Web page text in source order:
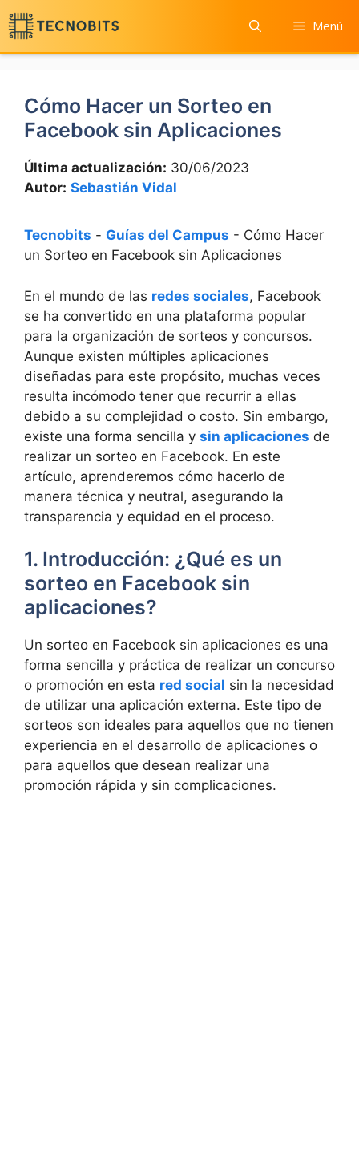
Saltar
al
contenido
Menú
Cómo Hacer un Sorteo en
Facebook sin Aplicaciones
Última actualización: 30/06/2023
Autor: Sebastián Vidal
Tecnobits - Guías del Campus - Cómo Hacer
un Sorteo en Facebook sin Aplicaciones
En el mundo de las redes sociales, Facebook
se ha convertido en una plataforma popular
para la organización de sorteos y concursos.
Aunque existen múltiples aplicaciones
diseñadas para este propósito, muchas veces
resulta incómodo tener que recurrir a ellas
debido a su complejidad o costo. Sin embargo,
existe una forma sencilla y sin aplicaciones de
realizar un sorteo en Facebook. En este
artículo, aprenderemos cómo hacerlo de
manera técnica y neutral, asegurando la
transparencia y equidad en el proceso.
1. Introducción: ¿Qué es un
sorteo en Facebook sin
aplicaciones?
Un sorteo en Facebook sin aplicaciones es una
forma sencilla y práctica de realizar un concurso
o promoción en esta red social sin la necesidad
de utilizar una aplicación externa. Este tipo de
sorteos son ideales para aquellos que no tienen
experiencia en el desarrollo de aplicaciones o
para aquellos que desean realizar una
promoción rápida y sin complicaciones.